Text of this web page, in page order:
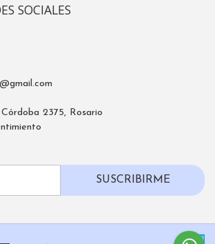
SOCIALES
2375, Rosario
SUSCRIBIRME